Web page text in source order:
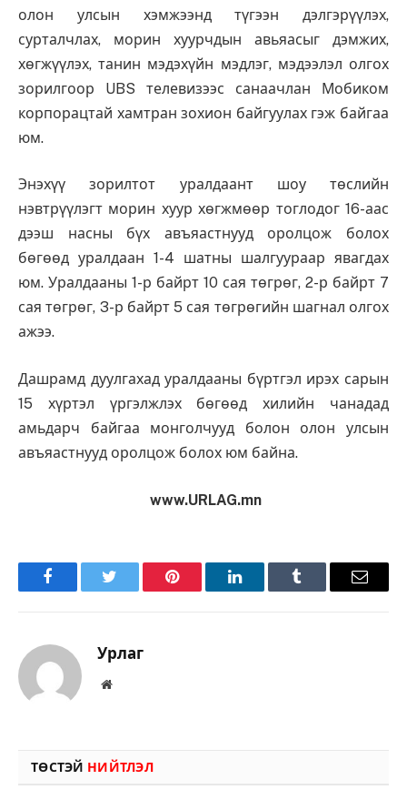
олон улсын хэмжээнд түгээн дэлгэрүүлэх,
сурталчлах, морин хуурчдын авьяасыг дэмжих,
хөгжүүлэх, танин мэдэхүйн мэдлэг, мэдээлэл олгох
зорилгоор UBS телевизээс санаачлан Мобиком
корпорацтай хамтран зохион байгуулах гэж байгаа
юм.
Энэхүү зорилтот уралдаант шоу төслийн
нэвтрүүлэгт морин хуур хөгжмөөр тоглодог 16-аас
дээш насны бүх авъяастнууд оролцож болох
бөгөөд уралдаан 1-4 шатны шалгуураар явагдах
юм. Уралдааны 1-р байрт 10 сая төгрөг, 2-р байрт 7
сая төгрөг, 3-р байрт 5 сая төгрөгийн шагнал олгох
ажээ.
Дашрамд дуулгахад уралдааны бүртгэл ирэх сарын
15 хүртэл үргэлжлэх бөгөөд хилийн чанадад
амьдарч байгаа монголчууд болон олон улсын
авъяастнууд оролцож болох юм байна.
www.URLAG.mn
FacebookTwitter Pinterest LinkedInTumblr Имэйл
Урлаг
Вэбсайт
ТӨСТЭЙ НИЙТЛЭЛ